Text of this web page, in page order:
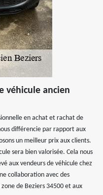
véhicule ancien
en achat et rachat de
différencie par rapport aux
un meilleur prix aux clients.
sera bien valorisée. Cela nous
aux vendeurs de véhicule chez
collaboration avec des
de Beziers 34500 et aux